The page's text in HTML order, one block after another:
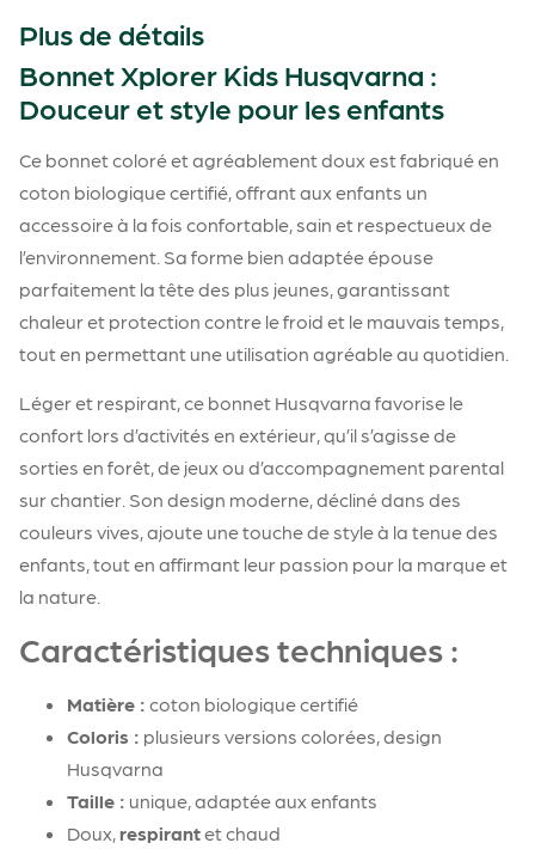
Plus de détails
Bonnet Xplorer Kids Husqvarna :
Douceur et style pour les enfants
Ce bonnet coloré et agréablement doux est fabriqué en
coton biologique certifié, offrant aux enfants un
accessoire à la fois confortable, sain et respectueux de
l’environnement. Sa forme bien adaptée épouse
parfaitement la tête des plus jeunes, garantissant
chaleur et protection contre le froid et le mauvais temps,
tout en permettant une utilisation agréable au quotidien.
​Léger et respirant, ce bonnet Husqvarna favorise le
confort lors d’activités en extérieur, qu’il s’agisse de
sorties en forêt, de jeux ou d’accompagnement parental
sur chantier. Son design moderne, décliné dans des
couleurs vives, ajoute une touche de style à la tenue des
enfants, tout en affirmant leur passion pour la marque et
la nature.
​Caractéristiques techniques :
Matière : coton biologique certifié
Coloris : plusieurs versions colorées, design
Husqvarna
Taille : unique, adaptée aux enfants
​Doux,respirantet chaud